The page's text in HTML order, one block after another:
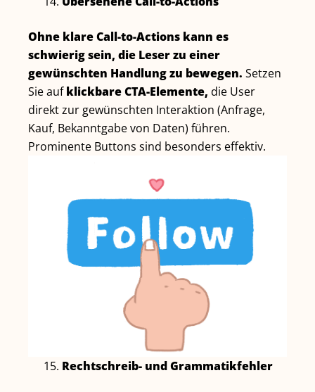
Ohne klare Call-to-Actions kann es
schwierig sein, die Leser zu einer
gewünschten Handlung zu bewegen. Setzen
Sie aufklickbare CTA-Elemente, die User
direkt zur gewünschten Interaktion (Anfrage,
Kauf, Bekanntgabe von Daten) führen.
Prominente Buttons sind besonders effektiv.
Rechtschreib- und Grammatikfehler